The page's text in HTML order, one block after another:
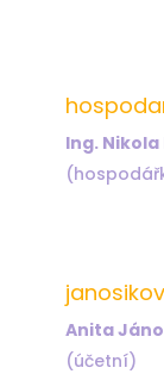
Ing.
Anita
(účetní)